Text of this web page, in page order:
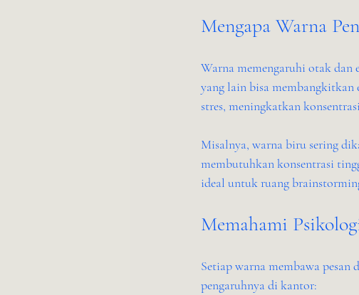
Mengapa Warna
Warna memengaruhi otak dan
yang lain bisa membangkitkan
stres, meningkatkan
Misalnya, warna biru sering
membutuhkan konsentrasi
ideal untuk ruang
Memahami
Setiap warna membawa pesan
pengaruhnya di kantor: